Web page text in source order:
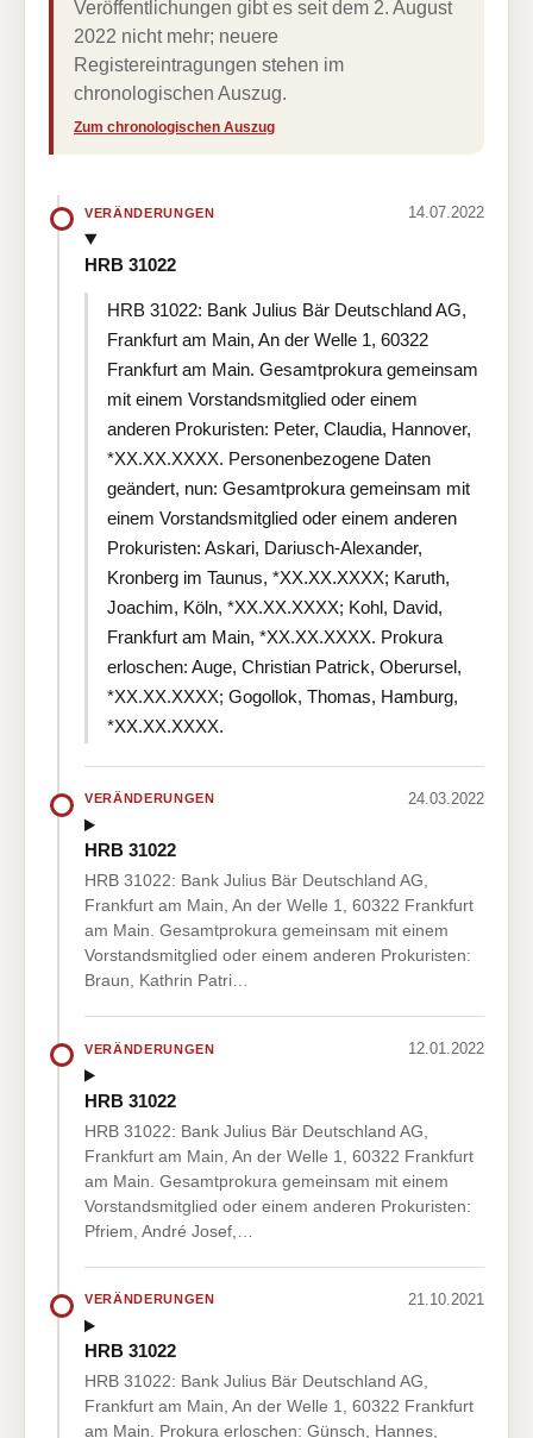
Veröffentlichungen gibt es seit dem 2. August
2022 nicht mehr; neuere
Registereintragungen stehen im
chronologischen Auszug.
Zum chronologischen Auszug
VERÄNDERUNGEN 14.07.2022
HRB 31022
HRB 31022: Bank Julius Bär Deutschland AG,
Frankfurt am Main, An der Welle 1, 60322
Frankfurt am Main. Gesamtprokura gemeinsam
mit einem Vorstandsmitglied oder einem
anderen Prokuristen: Peter, Claudia, Hannover,
*XX.XX.XXXX. Personenbezogene Daten
geändert, nun: Gesamtprokura gemeinsam mit
einem Vorstandsmitglied oder einem anderen
Prokuristen: Askari, Dariusch-Alexander,
Kronberg im Taunus, *XX.XX.XXXX; Karuth,
Joachim, Köln, *XX.XX.XXXX; Kohl, David,
Frankfurt am Main, *XX.XX.XXXX. Prokura
erloschen: Auge, Christian Patrick, Oberursel,
*XX.XX.XXXX; Gogollok, Thomas, Hamburg,
*XX.XX.XXXX.
VERÄNDERUNGEN 24.03.2022
HRB 31022
HRB 31022: Bank Julius Bär Deutschland AG,
Frankfurt am Main, An der Welle 1, 60322 Frankfurt
am Main. Gesamtprokura gemeinsam mit einem
Vorstandsmitglied oder einem anderen Prokuristen:
Braun, Kathrin Patri…
VERÄNDERUNGEN 12.01.2022
HRB 31022
HRB 31022: Bank Julius Bär Deutschland AG,
Frankfurt am Main, An der Welle 1, 60322 Frankfurt
am Main. Gesamtprokura gemeinsam mit einem
Vorstandsmitglied oder einem anderen Prokuristen:
Pfriem, André Josef,…
VERÄNDERUNGEN 21.10.2021
HRB 31022
HRB 31022: Bank Julius Bär Deutschland AG,
Frankfurt am Main, An der Welle 1, 60322 Frankfurt
am Main. Prokura erloschen: Günsch, Hannes,